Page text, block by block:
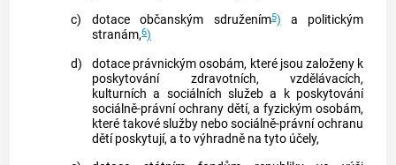
c)
dotace občanským sdružením5) a politickým
stranám,6)
d)
dotace právnickým osobám, které jsou založeny k
poskytování zdravotních, vzdělávacích,
kulturních a sociálních služeb a k poskytování
sociálně-právní ochrany dětí, a fyzickým osobám,
které takové služby nebo sociálně-právní ochranu
dětí poskytují, a to výhradně na tyto účely,